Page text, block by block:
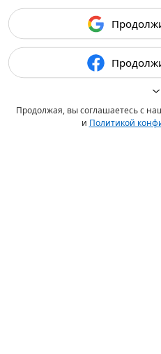
Продолжая, вы соглашаетесь с
и Политикой